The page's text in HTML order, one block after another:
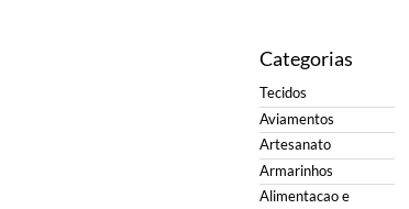
Categorias
Tecidos
Aviamentos
Artesanato
Armarinhos
Alimentacao e